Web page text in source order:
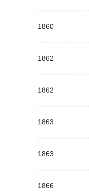
1860
1862
1862
1863
1863
1866